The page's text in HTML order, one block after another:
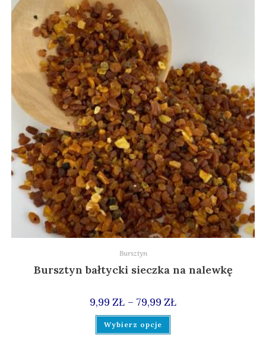
Bursztyn
Bursztyn bałtycki sieczka na nalewkę
9,99 ZŁ – 79,99 ZŁ
Wybierz opcje